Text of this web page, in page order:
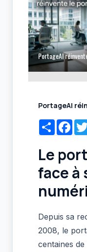
PortageAI
PortageAI
Share
Le
face à
Depuis sa
2008, le
centaines